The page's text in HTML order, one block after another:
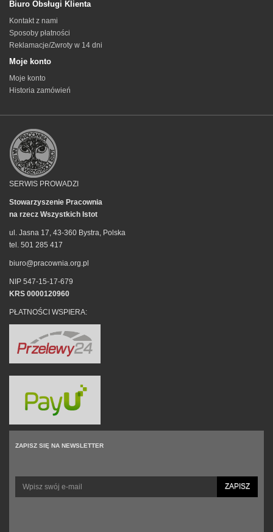
Biuro Obsługi Klienta
Kontakt z nami
Sposoby płatności
Reklamacje/Zwroty w 14 dni
Moje konto
Moje konto
Historia zamówień
SERWIS PROWADZI
Stowarzyszenie Pracownia
na rzecz Wszystkich Istot
ul. Jasna 17, 43-360 Bystra, Polska
tel. 501 285 417
biuro@pracownia.org.pl
NIP 547-15-17-679
KRS 0000120960
PŁATNOŚCI WSPIERA:
ZAPISZ SIĘ NA NEWSLETTER
ZAPISZ